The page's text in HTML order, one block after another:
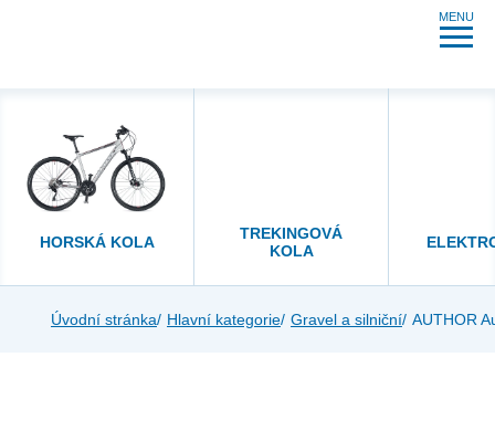
MENU
HORSKÁ KOLA
TREKINGOVÁ
KOLA
Úvodní stránka Hlavní kategorie Gravel a silniční AUTHOR